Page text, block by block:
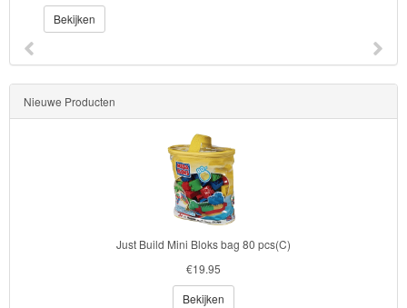
Poncho
Kinderkamer
OP=OP!
Nieuwe Producten
Just Build Mini Bloks bag 80 pcs(C)
€19.95
Bekijken